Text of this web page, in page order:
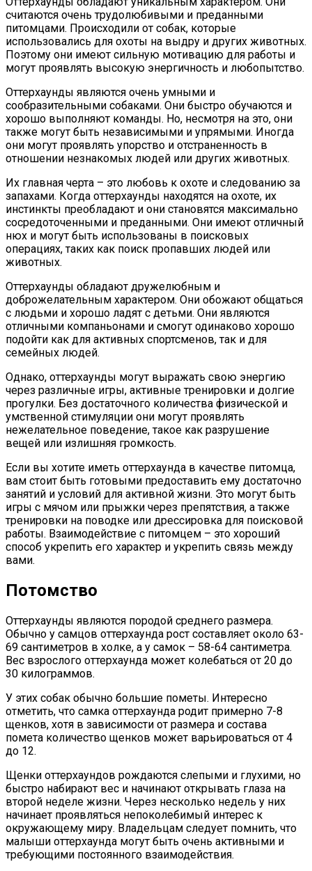
считаются очень трудолюбивыми и преданными
питомцами. Происходили от собак, которые
использовались для охоты на выдру и других животных.
Поэтому они имеют сильную мотивацию для работы и
могут проявлять высокую энергичность и любопытство.
Оттерхаунды являются очень умными и
сообразительными собаками. Они быстро обучаются и
хорошо выполняют команды. Но, несмотря на это, они
также могут быть независимыми и упрямыми. Иногда
они могут проявлять упорство и отстраненность в
отношении незнакомых людей или других животных.
Их главная черта – это любовь к охоте и следованию за
запахами. Когда оттерхаунды находятся на охоте, их
инстинкты преобладают и они становятся максимально
сосредоточенными и преданными. Они имеют отличный
нюх и могут быть использованы в поисковых
операциях, таких как поиск пропавших людей или
животных.
Оттерхаунды обладают дружелюбным и
доброжелательным характером. Они обожают общаться
с людьми и хорошо ладят с детьми. Они являются
отличными компаньонами и смогут одинаково хорошо
подойти как для активных спортсменов, так и для
семейных людей.
Однако, оттерхаунды могут выражать свою энергию
через различные игры, активные тренировки и долгие
прогулки. Без достаточного количества физической и
умственной стимуляции они могут проявлять
нежелательное поведение, такое как разрушение
вещей или излишняя громкость.
Если вы хотите иметь оттерхаунда в качестве питомца,
вам стоит быть готовыми предоставить ему достаточно
занятий и условий для активной жизни. Это могут быть
игры с мячом или прыжки через препятствия, а также
тренировки на поводке или дрессировка для поисковой
работы. Взаимодействие с питомцем – это хороший
способ укрепить его характер и укрепить связь между
вами.
Потомство
Оттерхаунды являются породой среднего размера.
Обычно у самцов оттерхаунда рост составляет около 63-
69 сантиметров в холке, а у самок – 58-64 сантиметра.
Вес взрослого оттерхаунда может колебаться от 20 до
30 килограммов.
У этих собак обычно большие пометы. Интересно
отметить, что самка оттерхаунда родит примерно 7-8
щенков, хотя в зависимости от размера и состава
помета количество щенков может варьироваться от 4
до 12.
Щенки оттерхаундов рождаются слепыми и глухими, но
быстро набирают вес и начинают открывать глаза на
второй неделе жизни. Через несколько недель у них
начинает проявляться непоколебимый интерес к
окружающему миру. Владельцам следует помнить, что
малыши оттерхаунда могут быть очень активными и
требующими постоянного взаимодействия.